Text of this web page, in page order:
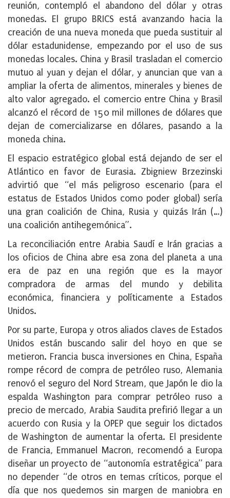
reunión, contempló el abandono del dólar y otras
monedas. El grupo BRICS está avanzando hacia la
creación de una nueva moneda que pueda sustituir al
dólar estadunidense, empezando por el uso de sus
monedas locales. China y Brasil trasladan el comercio
mutuo al yuan y dejan el dólar, y anuncian que van a
ampliar la oferta de alimentos, minerales y bienes de
alto valor agregado. el comercio entre China y Brasil
alcanzó el récord de 150 mil millones de dólares que
dejan de comercializarse en dólares, pasando a la
moneda china.
El espacio estratégico global está dejando de ser el
Atlántico en favor de Eurasia. Zbigniew Brzezinski
advirtió que “el más peligroso escenario (para el
estatus de Estados Unidos como poder global) sería
una gran coalición de China, Rusia y quizás Irán (…)
una coalición antihegemónica”.
La reconciliación entre Arabia Saudí e Irán gracias a
los oficios de China abre esa zona del planeta a una
era de paz en una región que es la mayor
compradora de armas del mundo y debilita
económica, financiera y políticamente a Estados
Unidos.
Por su parte, Europa y otros aliados claves de Estados
Unidos están buscando salir del hoyo en que se
metieron. Francia busca inversiones en China, España
rompe récord de compra de petróleo ruso, Alemania
renovó el seguro del Nord Stream, que Japón le dio la
espalda Washington para comprar petróleo ruso a
precio de mercado, Arabia Saudita prefirió llegar a un
acuerdo con Rusia y la OPEP que seguir los dictados
de Washington de aumentar la oferta. El presidente
de Francia, Emmanuel Macron, recomendó a Europa
diseñar un proyecto de “autonomía estratégica” para
no depender “de otros en temas críticos, porque el
día que nos quedemos sin margen de maniobra en